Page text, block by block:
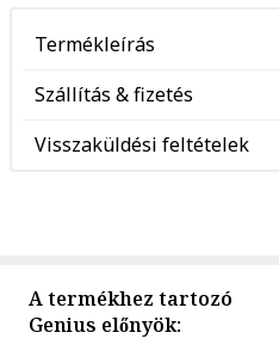
Termékleírás
Szállítás & fizetés
Visszaküldési feltételek
A termékhez tartozó
Genius előnyök: